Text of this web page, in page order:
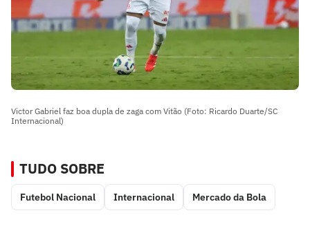
Victor Gabriel faz boa dupla de zaga com Vitão (Foto: Ricardo Duarte/SC
Internacional)
TUDO SOBRE
Futebol Nacional Internacional Mercado da Bola